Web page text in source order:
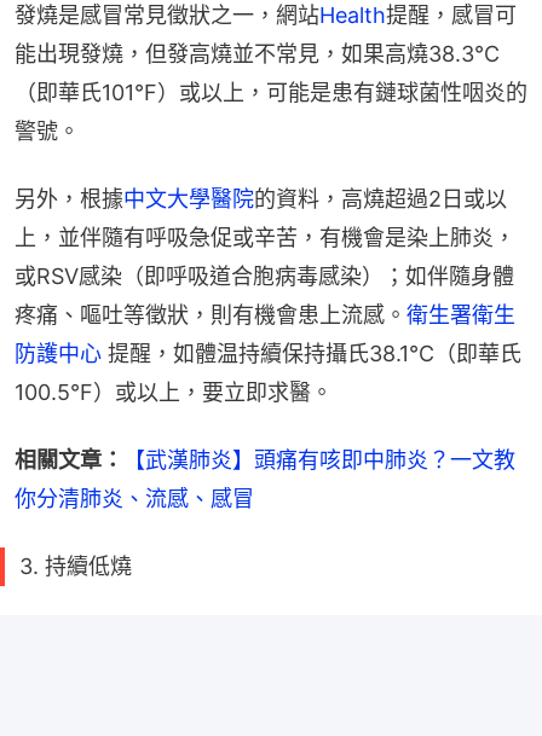
發燒是感冒常見徵狀之一，網站Health提醒，感冒可
能出現發燒，但發高燒並不常見，如果高燒38.3℃
（即華氏101°F）或以上，可能是患有鏈球菌性咽炎的
警號。
另外，根據中文大學醫院的資料，高燒超過2日或以
上，並伴隨有呼吸急促或辛苦，有機會是染上肺炎，
或RSV感染（即呼吸道合胞病毒感染）；如伴隨身體
疼痛、嘔吐等徵狀，則有機會患上流感。 衛生署衛生
防護中心 提醒，如體温持續保持攝氏38.1℃（即華氏
100.5°F）或以上，要立即求醫。
相關文章：
【武漢肺炎】頭痛有咳即中肺炎？一文教
你分清肺炎、流感、感冒
3. 持續低燒